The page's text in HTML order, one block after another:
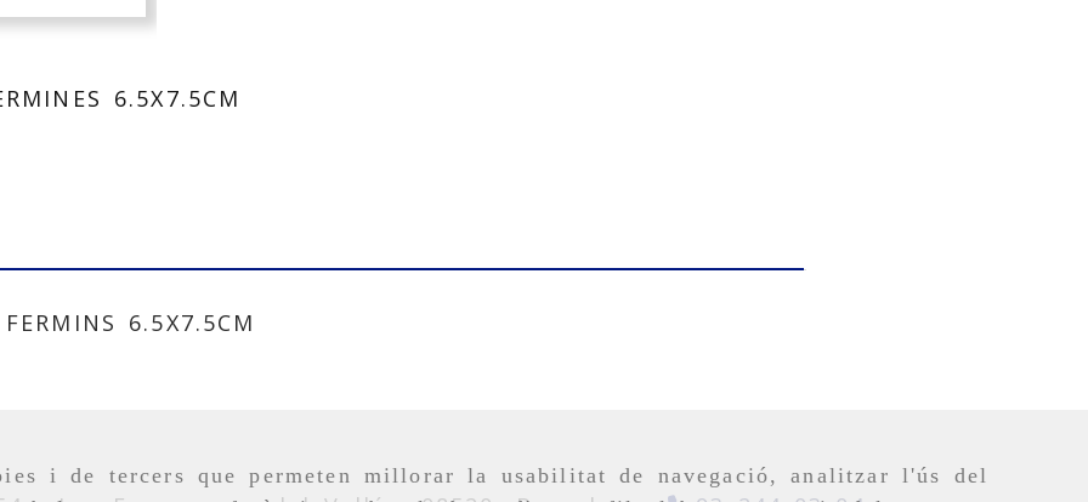
i de tercers que permeten millorar la usabilitat de navegació, analitzar l'ús del
6.5X7.5CM
6.5X7.5CM